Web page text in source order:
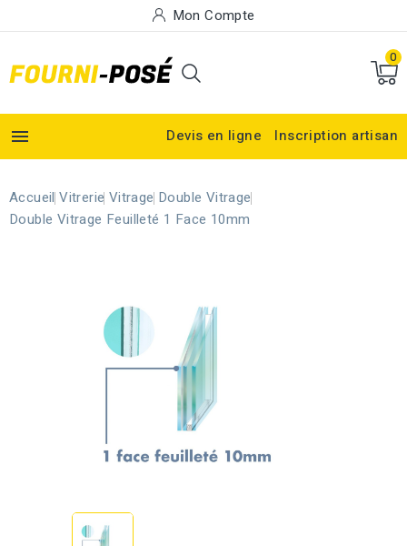
Mon Compte
0
 Devis en ligne Inscription artisan
Accueil Vitrerie Vitrage Double Vitrage
Double Vitrage Feuilleté 1 Face 10mm